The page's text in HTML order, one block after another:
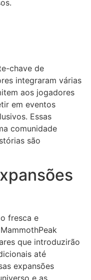
chave de
integraram várias
aos jogadores
em eventos
Essas
comunidade
são
fresca e
que introduzirão
até
expansões